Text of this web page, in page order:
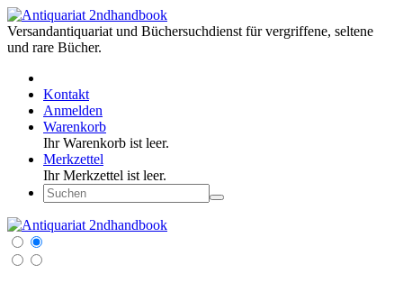
Versandantiquariat und Büchersuchdienst für vergriffene, seltene
und rare Bücher.
Kontakt
Anmelden
Warenkorb
Ihr Warenkorb ist leer.
Merkzettel
Ihr Merkzettel ist leer.